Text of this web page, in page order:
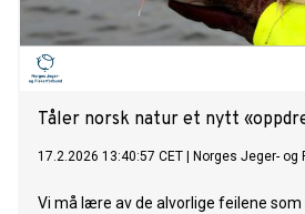
Tåler norsk natur et nytt
17.2.2026 13:40:57 CET Norges Jeger- og
Vi må lære av de alvorlige feilene